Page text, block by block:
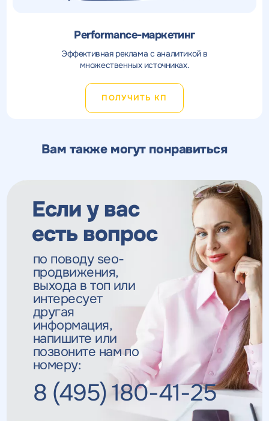
Performance-маркетинг
Эффективная реклама с аналитикой в
множественных источниках.
ПОЛУЧИТЬ КП
Вам также могут понравиться
Если у вас
есть вопрос
по поводу seo-
продвижения,
выхода в топ или
интересует
другая
информация,
напишите или
позвоните нам по
номеру:
8 (495) 180-41-25